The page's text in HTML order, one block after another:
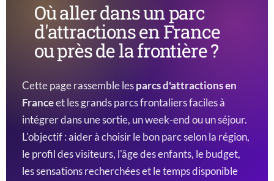
Où aller dans un parc
d'attractions en France
ou près de la frontière ?
Cette page rassemble lesparcs d'attractions en
Franceet les grands parcs frontaliers faciles à
intégrer dans une sortie, un week-end ou un séjour.
L'objectif : aider à choisir le bon parc selon la région,
le profil des visiteurs, l'âge des enfants, le budget,
les sensations recherchées et le temps disponible